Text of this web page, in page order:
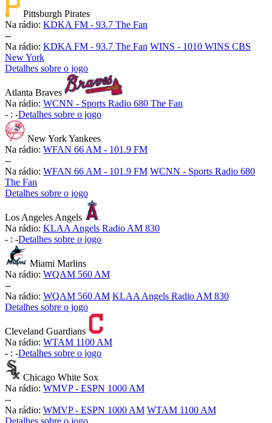
Pittsburgh Pirates
Na rádio: KDKA FM - 93.7 The Fan
--
Na rádio: KDKA FM - 93.7 The Fan WINS - 1010 WINS CBS
New York
Detalhes sobre o jogo
Atlanta Braves
Na rádio: WCNN - Sports Radio 680 The Fan
- : -Detalhes sobre o jogo
New York Yankees
Na rádio: WFAN 66 AM - 101.9 FM
--
Na rádio: WFAN 66 AM - 101.9 FM WCNN - Sports Radio 680
The Fan
Detalhes sobre o jogo
Los Angeles Angels
Na rádio: KLAA Angels Radio AM 830
- : -Detalhes sobre o jogo
Miami Marlins
Na rádio: WQAM 560 AM
--
Na rádio: WQAM 560 AM KLAA Angels Radio AM 830
Detalhes sobre o jogo
Cleveland Guardians
Na rádio: WTAM 1100 AM
- : -Detalhes sobre o jogo
Chicago White Sox
Na rádio: WMVP - ESPN 1000 AM
--
Na rádio: WMVP - ESPN 1000 AM WTAM 1100 AM